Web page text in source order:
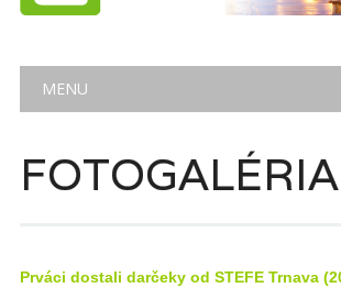
Main menu
MENU
FOTOGALÉRIA
Prváci dostali darčeky od STEFE Trnava